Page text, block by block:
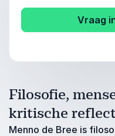
Vraag
Filosofie,
kritische
Menno de Bree is